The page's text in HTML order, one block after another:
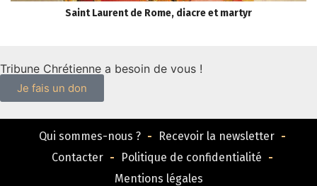
Saint Laurent de Rome, diacre et martyr
Tribune Chrétienne a besoin de vous !
Je fais un don
Qui sommes-nous ?
Recevoir la newsletter
Contacter
Politique de confidentialité
Mentions légales